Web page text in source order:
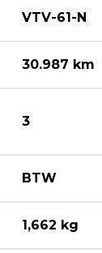
VTV-61-N
30.987 km
3
BTW
1,662 kg